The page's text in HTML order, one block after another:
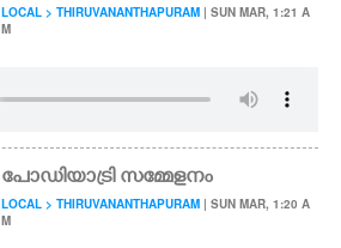
LOCAL > THIRUVANANTHAPURAM | SUN MAR, 1:21 A
M
പോഡിയാട്രി സമ്മേളനം
LOCAL > THIRUVANANTHAPURAM | SUN MAR, 1:20 A
M